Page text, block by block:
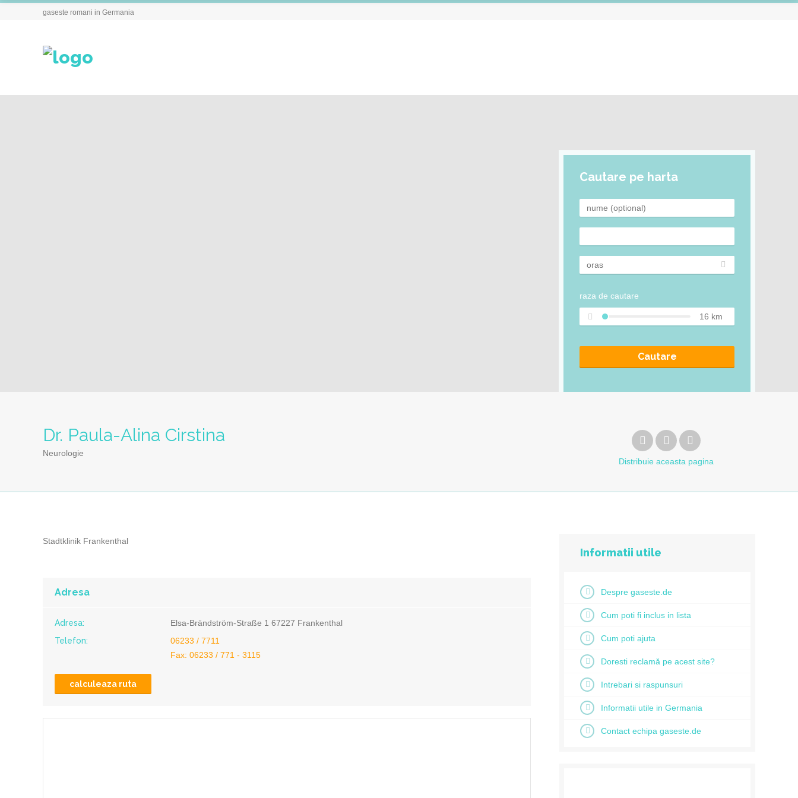
gaseste romani in Germania
Cautare pe harta
raza de cautare
16 km
Cautare
Dr. Paula-Alina Cirstina
Neurologie
Distribuie aceasta pagina
Stadtklinik Frankenthal
Adresa
Adresa:
Elsa-Brändström-Straße 1 67227 Frankenthal
Telefon:
06233 / 7711
Fax: 06233 / 771 - 3115
calculeaza ruta
Informatii utile
Despre gaseste.de
Cum poti fi inclus in lista
Cum poti ajuta
Doresti reclamă pe acest site?
Intrebari si raspunsuri
Informatii utile in Germania
Contact echipa gaseste.de